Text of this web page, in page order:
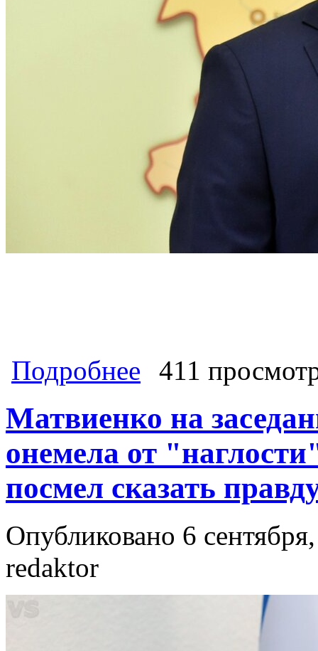
Подробнее о Губернатор-коммунист добился,
вздувать себе зарплаты
411
Матвиенко на
онемела от
посмел сказать
Опубликовано 6
redaktor